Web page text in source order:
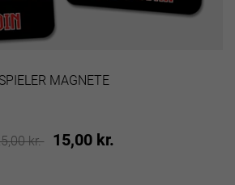
SPIELER MAGNETE
kr. 15,00 kr.